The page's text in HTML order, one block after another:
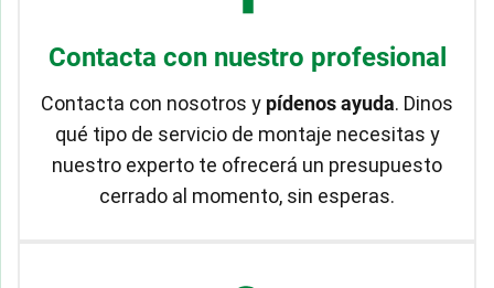
Contacta con nuestro profesional
Contacta con nosotros y pídenos ayuda. Dinos
qué tipo de servicio de montaje necesitas y
nuestro experto te ofrecerá un presupuesto
cerrado al momento, sin esperas.